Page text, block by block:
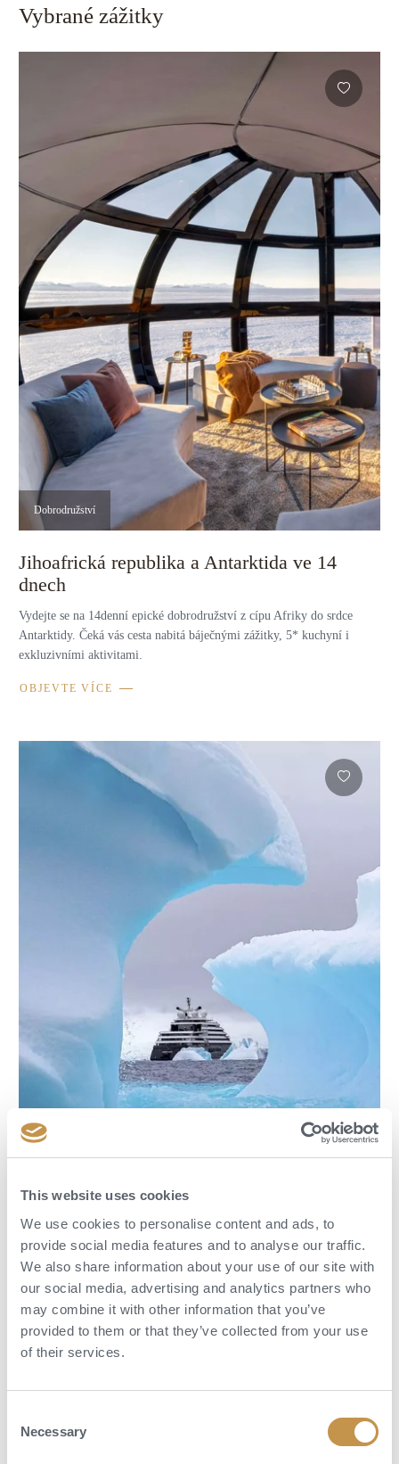
This website uses cookies
We use cookies to personalise content and ads, to
provide social media features and to analyse our traffic.
We also share information about your use of our site with
our social media, advertising and analytics partners who
may combine it with other information that you’ve
provided to them or that they’ve collected from your use
of their services.
Selection
Necessary
Vybrané zážitky
Dobrodružství
Jihoafrická republika a Antarktida ve 14
dnech
Vydejte se na 14denní epické dobrodružství z cípu Afriky do srdce
Antarktidy. Čeká vás cesta nabitá báječnými zážitky, 5* kuchyní i
exkluzivními aktivitami.
OBJEVTE VÍCE
Dovolená na jachtě
Scenic Luxury Cruises & Tours
Plavte se po světových řekách a oceánech. Zažijte ultraluxusní
svět z palub luxusních lodí.
OBJEVTE VÍCE